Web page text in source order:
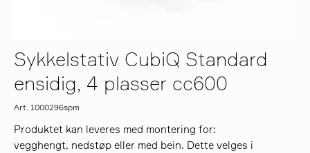
Sykkelstativ CubiQ Standard
ensidig, 4 plasser cc600
Art. 1000296spm
Produktet kan leveres med montering for:
vegghengt, nedstøp eller med bein. Dette velges i